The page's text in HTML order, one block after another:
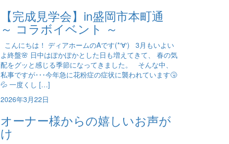
【完成見学会】in盛岡市本町通
～ コラボイベント ～
こんにちは！ ディアホームのAです(*‘∀‘) 3月もいよい
よ終盤🌸 日中はぽかぽかとした日も増えてきて、 春の気
配をグッと感じる季節になってきました。 そんな中、
私事ですが･･･今年急に花粉症の症状に襲われています🤧
💦 一度くし […]
2026年3月22日
オーナー様からの嬉しいお声が
け